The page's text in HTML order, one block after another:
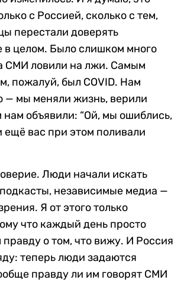
с Россией, сколько с тем,
перестали доверять
в целом. Было слишком много
СМИ ловили на лжи. Самым
пожалуй, был COVID. Нам
— мы меняли жизнь, верили
нам объявили: “Ой, мы ошиблись,
ещё вас при этом поливали
Люди начали искать
независимые медиа —
Я от этого только
что каждый день просто
о том, что вижу. И Россия
теперь люди задаются
правду ли им говорят СМИ